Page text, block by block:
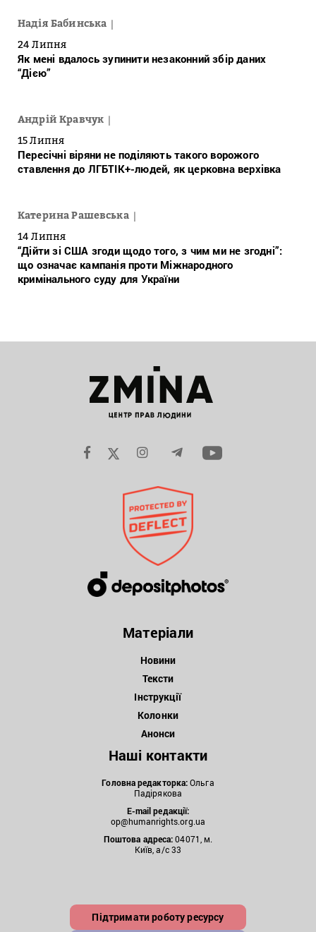
Надія Бабинська
24 Липня
Як мені вдалось зупинити незаконний збір даних
“Дією”
Андрій Кравчук
15 Липня
Пересічні віряни не поділяють такого ворожого
ставлення до ЛГБТІК+-людей, як церковна верхівка
Катерина Рашевська
14 Липня
“Дійти зі США згоди щодо того, з чим ми не згодні”:
що означає кампанія проти Міжнародного
кримінального суду для України
Матеріали
Новини
Тексти
Інструкції
Колонки
Анонси
Наші контакти
Головна редакторка:Ольга
Падірякова
E-mail редакції:
op@humanrights.org.ua
Поштова адреса:04071, м.
Київ, а/с 33
Підтримати роботу ресурсу